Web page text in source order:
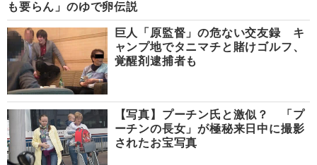
も要らん」のゆで卵伝説
巨人「原監督」の危ない交友録 キ
ャンプ地でタニマチと賭けゴルフ、
覚醒剤逮捕者も
【写真】プーチン氏と激似？ 「プ
ーチンの長女」が極秘来日中に撮影
されたお宝写真